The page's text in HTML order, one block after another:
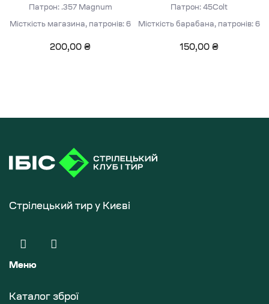
Патрон: .357 Magnum
Місткість магазина, патронів: 6
200,00 ₴
Патрон: 45Colt
Місткість барабана, патронів: 6
150,00 ₴
Стрілецький тир у Києві
Меню
Каталог зброї